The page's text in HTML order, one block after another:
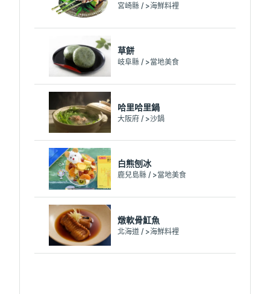
宮崎縣 / >海鮮料裡
草餅
岐阜縣 / >當地美食
哈里哈里鍋
大阪府 / >沙鍋
白熊刨冰
鹿兒島縣 / >當地美食
燉軟骨魟魚
北海道 / >海鮮料裡